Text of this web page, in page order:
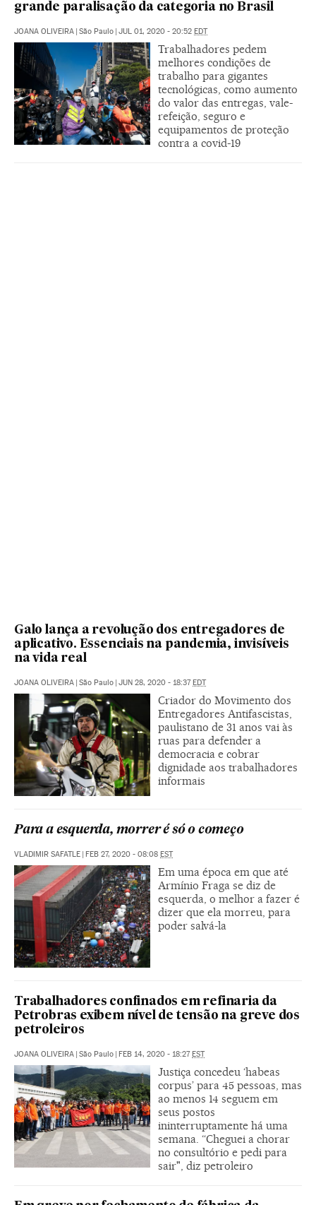
grande paralisação da categoria no Brasil
JOANA OLIVEIRA | São Paulo | JUL 01, 2020 - 20:52 EDT
Trabalhadores pedem
melhores condições de
trabalho para gigantes
tecnológicas, como aumento
do valor das entregas, vale-
refeição, seguro e
equipamentos de proteção
contra a covid-19
Galo lança a revolução dos entregadores de
aplicativo. Essenciais na pandemia, invisíveis
na vida real
JOANA OLIVEIRA | São Paulo | JUN 28, 2020 - 18:37EDT
Criador do Movimento dos
Entregadores Antifascistas,
paulistano de 31 anos vai às
ruas para defender a
democracia e cobrar
dignidade aos trabalhadores
informais
Para a esquerda, morrer é só o começo
VLADIMIR SAFATLE | FEB 27, 2020 - 08:08 EST
Em uma época em que até
Armínio Fraga se diz de
esquerda, o melhor a fazer é
dizer que ela morreu, para
poder salvá-la
Trabalhadores confinados em refinaria da
Petrobras exibem nível de tensão na greve dos
petroleiros
JOANA OLIVEIRA | São Paulo | FEB 14, 2020 - 18:27EST
Justiça concedeu ‘habeas
corpus’ para 45 pessoas, mas
ao menos 14 seguem em
seus postos
ininterruptamente há uma
semana. “Cheguei a chorar
no consultório e pedi para
sair", diz petroleiro